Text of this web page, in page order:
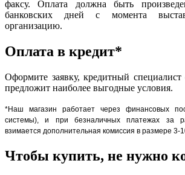
факсу. Оплата должна быть
банковских дней с момента
организацию.
Оплата в кредит*
Оформите заявку, кредитный
предложит наиболее выгодные условия.
*Наш магазин работает через финансовых
системы), и при безналичных платежах за
взимается дополнительная комиссия в размере 3-
Чтобы купить, не нужно